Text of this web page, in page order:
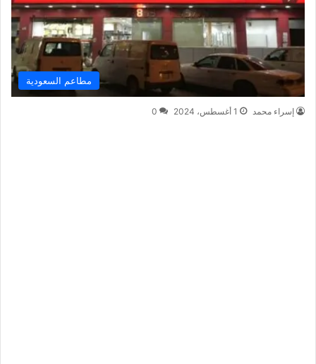
مطاعم السعودية
إسراء محمد 1 أغسطس، 2024 0